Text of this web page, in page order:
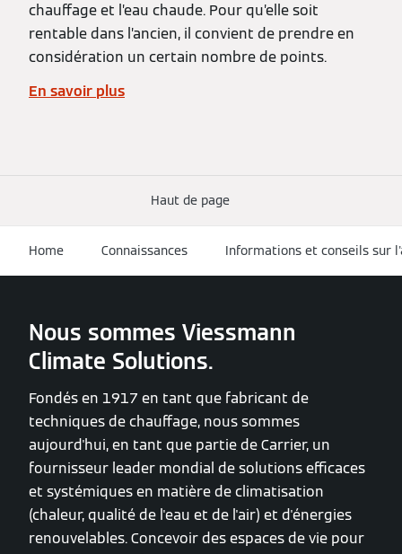
chauffage et l’eau chaude. Pour qu’elle soit
rentable dans l’ancien, il convient de prendre en
considération un certain nombre de points.
En savoir plus
Haut de page
Home Connaissances Informations et conseils sur
Nous sommes Viessmann
Climate Solutions.
Fondés en 1917 en tant que fabricant de
techniques de chauffage, nous sommes
aujourd'hui, en tant que partie de Carrier, un
fournisseur leader mondial de solutions efficaces
et systémiques en matière de climatisation
(chaleur, qualité de l'eau et de l'air) et d'énergies
renouvelables. Concevoir des espaces de vie pour